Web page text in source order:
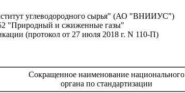
углеводородного сырья" (АО "ВНИИУС")
"Природный и сжиженные газы"
(протокол от 27 июля 2018 г. N 110-П)
Сокращенное наименование национального
органа по стандартизации